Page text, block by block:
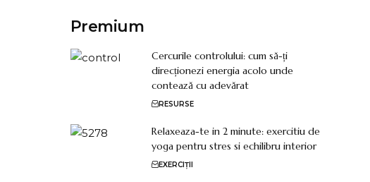
Premium
Cercurile controlului: cum să-ți
direcționezi energia acolo unde
contează cu adevărat
RESURSE
Relaxeaza-te in 2 minute: exercitiu de
yoga pentru stres si echilibru interior
EXERCIȚII